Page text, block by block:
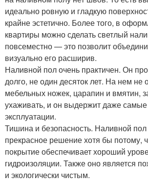
идеально ровную и гладкую
крайне эстетично. Более того, в
квартиры можно сделать светлый
повсеместно — это позволит
визуально его расширив.
Наливной пол очень практичен. Он
долго, не один десяток лет. На нем не
мебельных ножек, царапин и вмятин,
ухаживать, и он выдержит даже самые
эксплуатации.
Тишина и безопасность. Наливной
прекрасное решение хотя бы потому,
покрытие обеспечивает хороший
гидроизоляции. Также оно является
и экологически чистым.